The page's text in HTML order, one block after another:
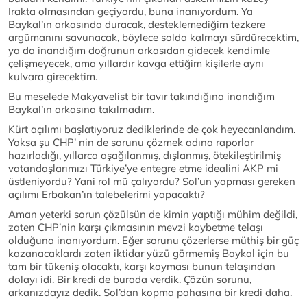
Irakta olmasından geçiyordu, buna inanıyordum. Ya
Baykal’ın arkasında duracak, desteklemediğim tezkere
argümanını savunacak, böylece solda kalmayı sürdürecektim,
ya da inandığım doğrunun arkasıdan gidecek kendimle
çelişmeyecek, ama yıllardır kavga ettiğim kişilerle aynı
kulvara girecektim.
Bu meselede Makyavelist bir tavır takındığına inandığım
Baykal’ın arkasına takılmadım.
Kürt açılımı başlatıyoruz dediklerinde de çok heyecanlandım.
Yoksa şu CHP’ nin de sorunu çözmek adına raporlar
hazırladığı, yıllarca aşağılanmış, dışlanmış, ötekileştirilmiş
vatandaşlarımızı Türkiye’ye entegre etme idealini AKP mi
üstleniyordu? Yani rol mü çalıyordu? Sol’un yapması gereken
açılımı Erbakan’ın talebelerimi yapacaktı?
Aman yeterki sorun çözülsün de kimin yaptığı mühim değildi,
zaten CHP’nin karşı çıkmasının mevzi kaybetme telaşı
olduğuna inanıyordum. Eğer sorunu çözerlerse müthiş bir güç
kazanacaklardı zaten iktidar yüzü görmemiş Baykal için bu
tam bir tükeniş olacaktı, karşı koyması bunun telaşından
dolayı idi. Bir kredi de burada verdik. Çözün sorunu,
arkanızdayız dedik. Sol’dan kopma pahasına bir kredi daha.